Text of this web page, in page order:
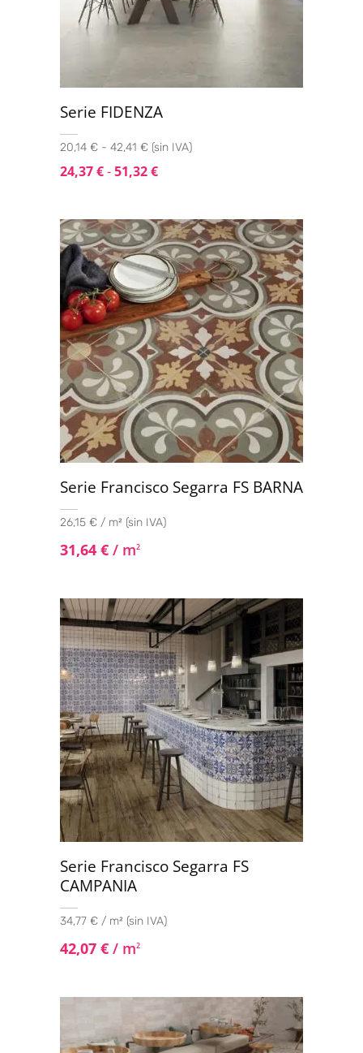
Serie FIDENZA
20,14 € - 42,41 € (sin IVA)
24,37€-51,32€
Serie Francisco Segarra FS BARNA
26,15 € / m² (sin IVA)
31,64 € / m2
Serie Francisco Segarra FS
CAMPANIA
34,77 € / m² (sin IVA)
42,07 € / m2